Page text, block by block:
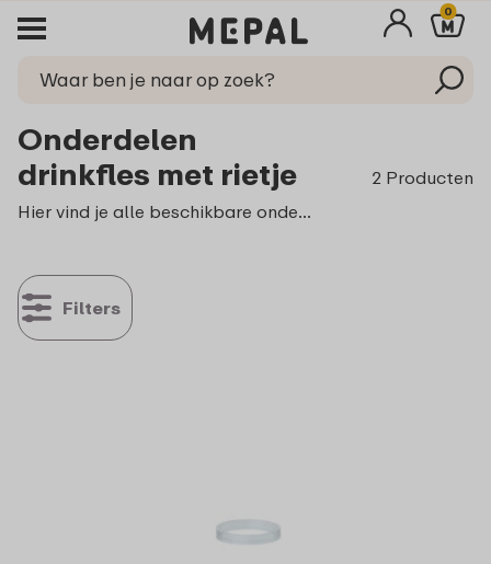
0
Onderdelen
drinkfles met rietje
2 Producten
Hier vind je alle beschikbare onderdelen voor de Campus drinkfles met rietje.
Filters